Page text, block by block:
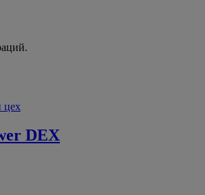
цех
DEX